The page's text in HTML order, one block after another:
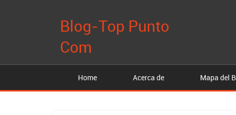
Blog-Top Punto
Com
Home Acerca de Mapa del